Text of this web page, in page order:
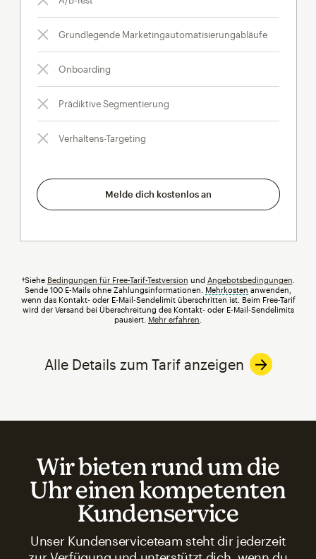
Grundlegende Marketingautomatisierungabläufe
Onboarding
Prädiktive Segmentierung
Verhaltens-Targeting
Melde dich kostenlos an
†Siehe Bedingungen für Free-Tarif-Testversion und Angebotsbedingungen
Sende 100 E-Mails ohne Zahlungsinformationen.
Mehrkosten tooltip
anwenden,
wenn das Kontakt- oder E-Mail-Sendelimit überschritten ist. Beim Free-Tarif
wird der Versand bei Überschreitung des Kontakt- oder E-Mail-Sendelimits
pausiert. Mehr erfahren
Alle Details zum Tarif anzeigen
Wir bieten rund um die
Uhr einen kompetenten
Kundenservice
Unser Kundenserviceteam steht dir jederzeit